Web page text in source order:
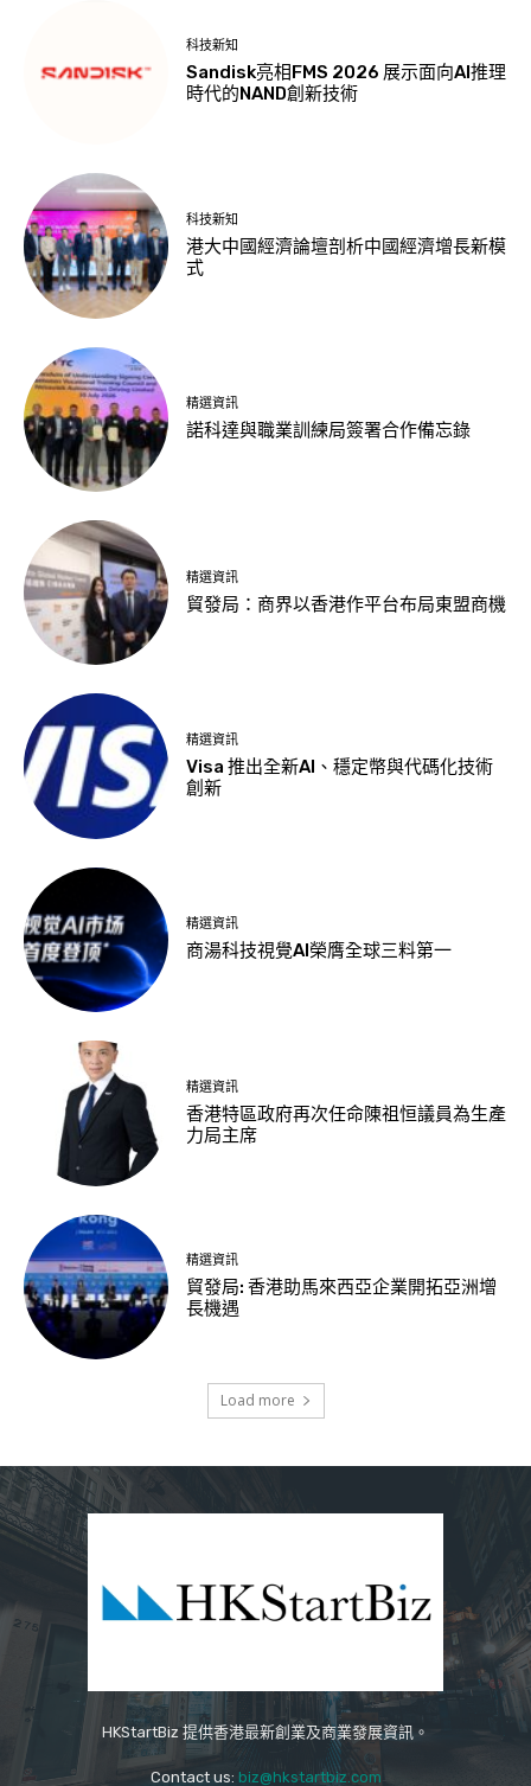
科技新知
Sandisk亮相FMS 2026 展示面向AI推理
時代的NAND創新技術
科技新知
港大中國經濟論壇剖析中國經濟增長新模
式
精選資訊
諾科達與職業訓練局簽署合作備忘錄
精選資訊
貿發局：商界以香港作平台布局東盟商機
精選資訊
Visa 推出全新AI、穩定幣與代碼化技術
創新
精選資訊
商湯科技視覺AI榮膺全球三料第一
精選資訊
香港特區政府再次任命陳祖恒議員為生產
力局主席
精選資訊
貿發局: 香港助馬來西亞企業開拓亞洲增
長機遇
Load more
HKStartBiz 提供香港最新創業及商業發展資訊。
Contact us: biz@hkstartbiz.com